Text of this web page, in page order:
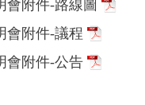
會附件-路線圖
會附件-議程
會附件-公告